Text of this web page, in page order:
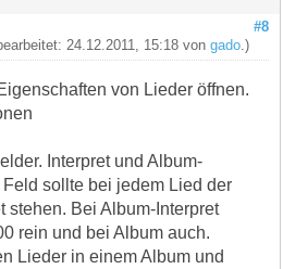
#8
24.12.2011, 15:18 vongado .)
von Lieder öffnen.
Interpret und Album-
Feld sollte bei jedem Lied der
stehen. Bei Album-Interpret
rein und bei Album auch.
Lieder in einem Album und